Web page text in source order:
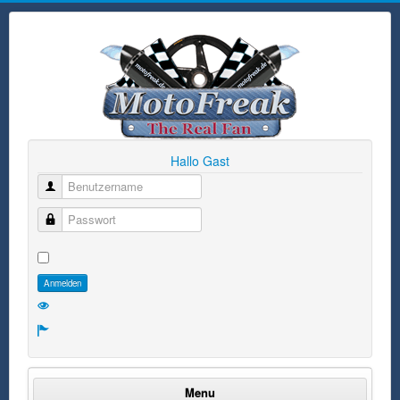
Hallo Gast
Benutzername
Passwort
Anmelden
Menu